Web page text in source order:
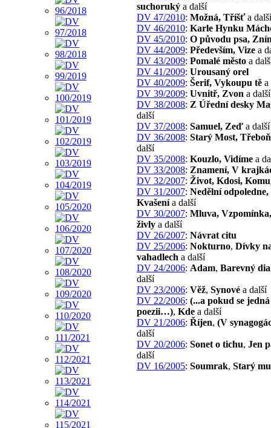
suchoruký a další
DV 47/2010: Možná, Tříšťa další
DV 46/2010: Karle Hynku
DV 45/2010: O původu psa,
DV 44/2009: Především, Vize a
DV 43/2009: Pomalé město a
DV 41/2009: Urousaný orel
DV 40/2009: Šerif, Vykoupu tě a
DV 39/2009: Uvnitř, Zvon a další
DV 38/2008: Z Úřední desky
další
DV 37/2008: Samuel, Zeď a další
DV 36/2008: Starý Most,
další
DV 35/2008: Kouzlo, Vidíme a
DV 33/2008: Znamení, V
DV 32/2007: Život, Kdosi,
DV 31/2007: Nedělní odpoledne,
Kvašenía další
DV 30/2007: Mluva,
živly a další
DV 26/2007: Návrat citu
DV 25/2006: Nokturno, Dívky
vahadlech a další
DV 24/2006: Adam, Barevný
další
DV 23/2006: Věž, Synové a další
DV 22/2006: (...a pokud se
poezii…), Kde a další
DV 21/2006: Říjen, (V
další
DV 20/2006: Sonet o tichu, Jen
další
DV 16/2005: Soumrak, Starý